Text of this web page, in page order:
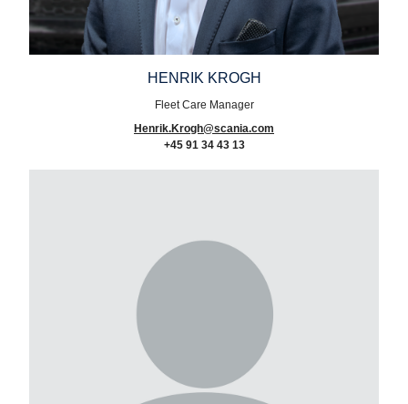
HENRIK KROGH
Fleet Care Manager
Henrik.Krogh@scania.com
+45 91 34 43 13